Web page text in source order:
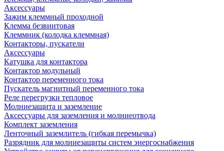
Аксессуары
Зажим клеммный проходной
Клемма безвинтовая
Клеммник (колодка клеммная)
Контакторы, пускатели
Аксессуары
Катушка для контактора
Контактор модульный
Контактор переменного тока
Пускатель магнитный переменного тока
Реле перегрузки тепловое
Молниезащита и заземление
Аксессуары для заземления и молниеотвода
Комплект заземления
Ленточный заземлитель (гибкая перемычка)
Разрядник для молниезащиты систем энергоснабжения